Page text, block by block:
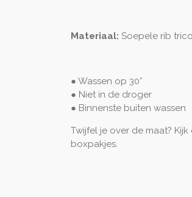
Materiaal: Soepele rib
● Wassen op 30°
● Niet in de droger
● Binnenste buiten wassen
Twijfel je over de maat?
boxpakjes.